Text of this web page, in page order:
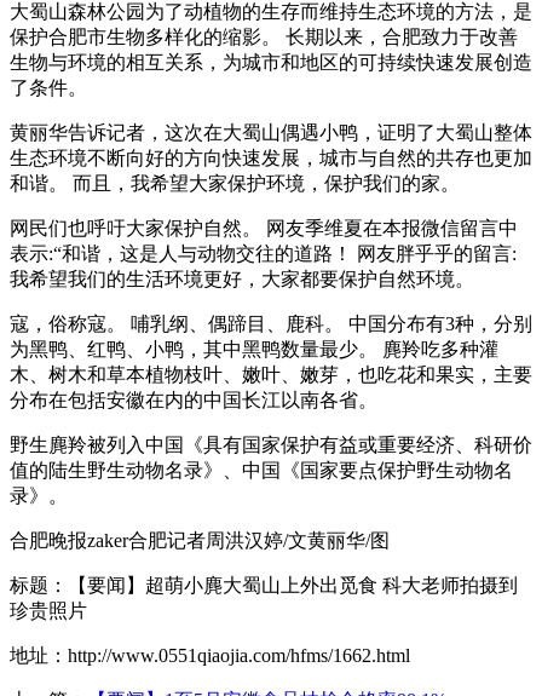
大蜀山森林公园为了动植物的生存而维持生态环境的方法，是
保护合肥市生物多样化的缩影。 长期以来，合肥致力于改善
生物与环境的相互关系，为城市和地区的可持续快速发展创造
了条件。
黄丽华告诉记者，这次在大蜀山偶遇小鸭，证明了大蜀山整体
生态环境不断向好的方向快速发展，城市与自然的共存也更加
和谐。 而且，我希望大家保护环境，保护我们的家。
网民们也呼吁大家保护自然。 网友季维夏在本报微信留言中
表示:“和谐，这是人与动物交往的道路！ 网友胖乎乎的留言:
我希望我们的生活环境更好，大家都要保护自然环境。
寇，俗称寇。 哺乳纲、偶蹄目、鹿科。 中国分布有3种，分别
为黑鸭、红鸭、小鸭，其中黑鸭数量最少。 麂羚吃多种灌
木、树木和草本植物枝叶、嫩叶、嫩芽，也吃花和果实，主要
分布在包括安徽在内的中国长江以南各省。
野生麂羚被列入中国《具有国家保护有益或重要经济、科研价
值的陆生野生动物名录》、中国《国家要点保护野生动物名
录》。
合肥晚报zaker合肥记者周洪汉婷/文黄丽华/图
标题：【要闻】超萌小麂大蜀山上外出觅食 科大老师拍摄到
珍贵照片
地址：http://www.0551qiaojia.com/hfms/1662.html